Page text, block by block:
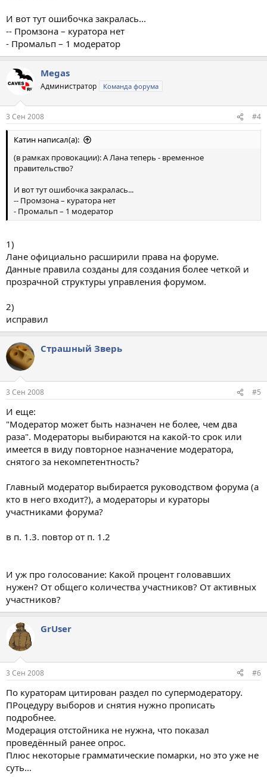
И вот тут ошибочка закралась...
-- Промзона – куратора нет
- Промальп – 1 модератор
Megas
Администратор Команда форума
3 Сен 2008 #4
Катин написал(а):
(в рамках провокации): А Лана теперь - временное
правительство?
И вот тут ошибочка закралась...
-- Промзона – куратора нет
- Промальп – 1 модератор
1)
Лане официально расширили права на форуме.
Данные правила созданы для создания более четкой и
прозрачной структуры управления форумом.
2)
исправил
Страшный Зверь
3 Сен 2008 #5
И еще:
"Модератор может быть назначен не более, чем два
раза". Модераторы выбираются на какой-то срок или
имеется в виду повторное назначение модератора,
снятого за некомпетентность?
Главный модератор выбирается руководством форума (а
кто в него входит?), а модераторы и кураторы
участниками форума?
в п. 1.3. повтор от п. 1.2
И уж про голосование: Какой процент головавших
нужен? От общего количества участников? От активных
участников?
GrUser
3 Сен 2008 #6
По кураторам цитирован раздел по супермодератору.
ПРоцедуру выборов и снятия нужно прописать
подробнее.
Модерация отстойника не нужна, что показал
проведённый ранее опрос.
Плюс некоторые грамматические помарки, но это уже не
суть...